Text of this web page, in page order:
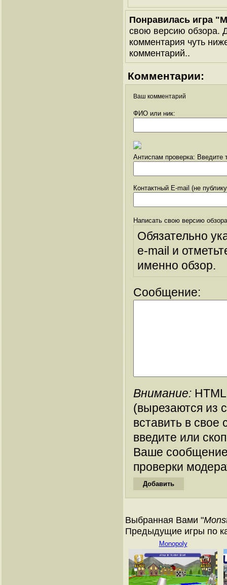
Понравилась игра
свою версию обзора.
комментария чуть
комментарий..
Комментарии:
Ваш комментарий
ФИО или ник:
Антиспам проверка: Введите
Контактный E-mail (не
Написать свою версию
Обязательно
e-mail и
именно обзор.
Сообщение:
Внимание:
(вырезаются из
вставить в
введите или
Ваше
проверки
Выбранная Вами "
Предыдущие игры по
Monopoly